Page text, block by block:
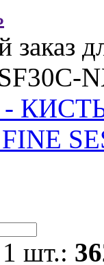
заказ
КИСТЬ
шт.: